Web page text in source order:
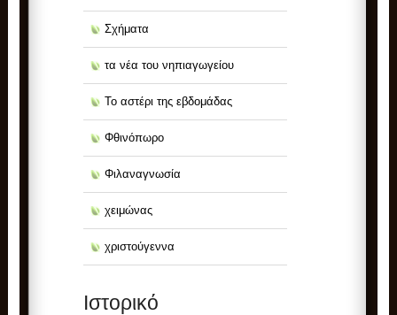
Σχήματα
τα νέα του νηπιαγωγείου
Το αστέρι της εβδομάδας
Φθινόπωρο
Φιλαναγνωσία
χειμώνας
χριστούγεννα
Ιστορικό